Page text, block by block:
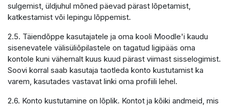
sulgemist, üldjuhul mõned päevad pärast lõpetamist,
katkestamist või lepingu lõppemist.
2.5. Täiendõppe kasutajatele ja oma kooli Moodle'i kaudu
sisenevatele välisüliõpilastele on tagatud ligipääs oma
kontole kuni vähemalt kuus kuud pärast viimast sisselogimist.
Soovi korral saab kasutaja taotleda konto kustutamist ka
varem, kasutades vastavat linki oma profiili lehel.
2.6. Konto kustutamine on lõplik. Kontot ja kõiki andmeid, mis